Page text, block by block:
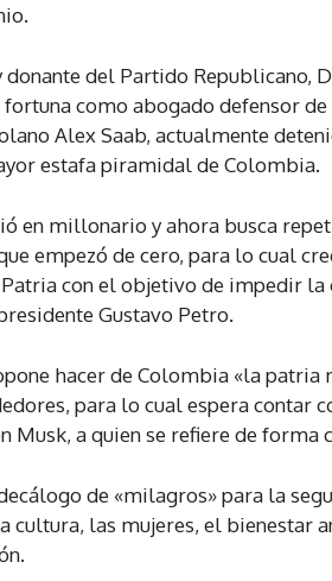
del Partido Republicano,
fortuna como abogado defensor
Alex Saab, actualmente
estafa piramidal de Colombia.
en millonario y ahora busca
empezó de cero, para lo cual
con el objetivo de impedir
Gustavo Petro.
hacer de Colombia «la patria
para lo cual espera contar
Musk, a quien se refiere de forma
de «milagros» para la
cultura, las mujeres, el bienestar